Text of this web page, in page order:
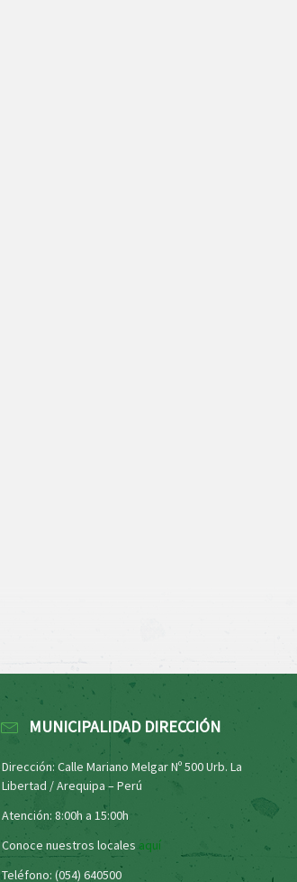
MUNICIPALIDAD DIRECCIÓN
Dirección: Calle Mariano Melgar Nº 500 Urb. La
Libertad / Arequipa – Perú
Atención: 8:00h a 15:00h
Conoce nuestros locales aquí
Teléfono: (054) 640500